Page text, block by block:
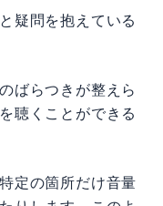
疑問を抱えている
ばらつきが整えら
聴くことができる
定の箇所だけ音量